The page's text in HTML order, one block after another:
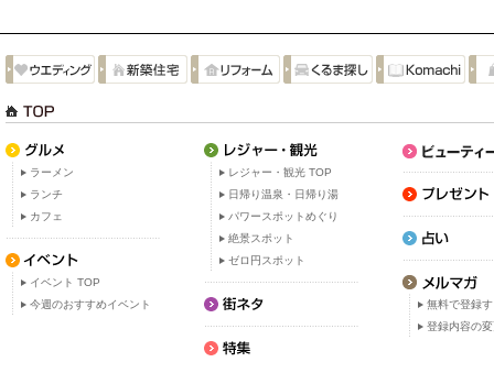
ラーメン
ランチ
カフェ
イベント TOP
今週のおすすめイベント
レジャー・観光 TOP
日帰り温泉・日帰り湯
パワースポットめぐり
絶景スポット
ゼロ円スポット
無料で登録
登録内容の